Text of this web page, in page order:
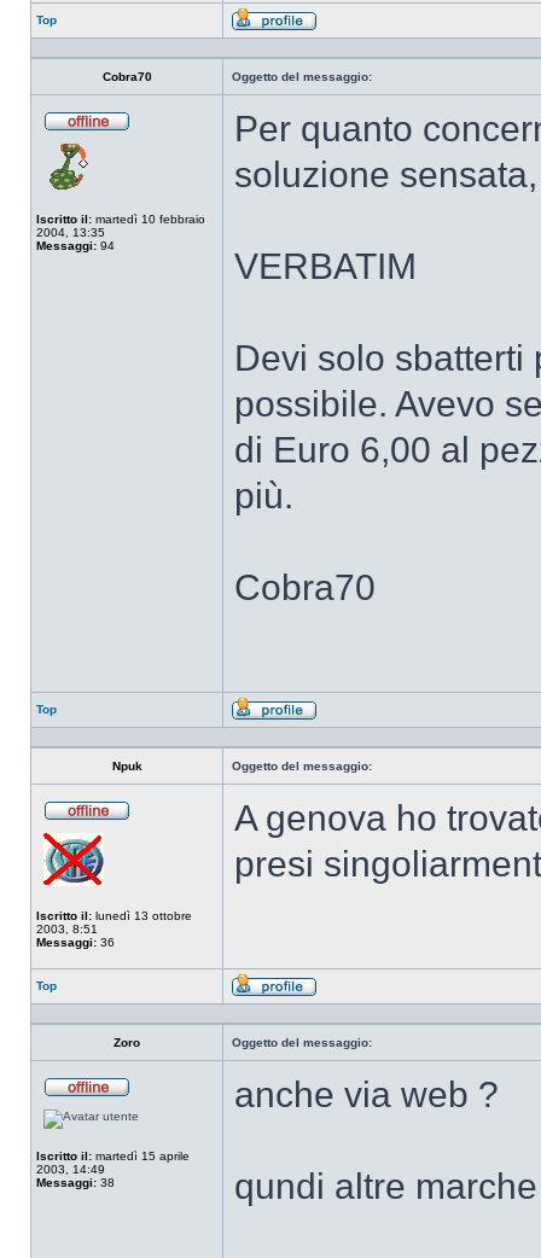
Top
Profilo
Cobra70 Oggetto del messaggio:
Iscritto il: martedì 10 febbraio
2004, 13:35
Messaggi: 94
Per quanto
soluzione
VERBATIM
Devi solo sbatterti
possibile. Avevo
di Euro 6,00 al
più.
Cobra70
Top
Profilo
Npuk Oggetto del messaggio:
Iscritto il: lunedì 13 ottobre
2003, 8:51
Messaggi: 36
A genova ho
presi
Top
Profilo
Zoro Oggetto del messaggio:
connesso
Iscritto il: martedì 15 aprile
2003, 14:49
Messaggi: 38
anche via web ?
qundi altre